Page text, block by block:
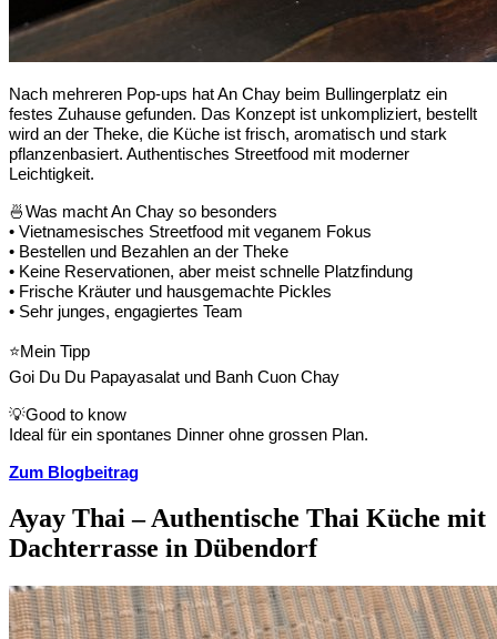
Nach mehreren Pop-ups hat An Chay beim Bullingerplatz ein
festes Zuhause gefunden. Das Konzept ist unkompliziert, bestellt
wird an der Theke, die Küche ist frisch, aromatisch und stark
pflanzenbasiert. Authentisches Streetfood mit moderner
Leichtigkeit.
🍜Was macht An Chay so besonders
• Vietnamesisches Streetfood mit veganem Fokus
• Bestellen und Bezahlen an der Theke
• Keine Reservationen, aber meist schnelle Platzfindung
• Frische Kräuter und hausgemachte Pickles
• Sehr junges, engagiertes Team
⭐Mein Tipp
Goi Du Du Papayasalat und Banh Cuon Chay
💡Good to know
Ideal für ein spontanes Dinner ohne grossen Plan.
Zum Blogbeitrag
Ayay Thai – Authentische Thai Küche mit
Dachterrasse in Dübendorf